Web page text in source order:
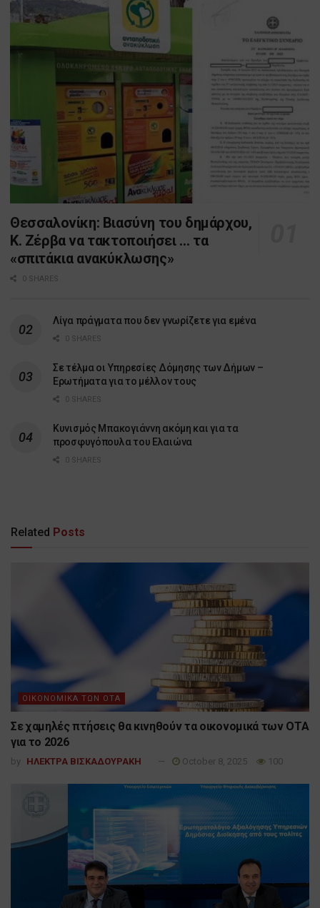
Θεσσαλονίκη: Βιασύνη του δημάρχου,
Κ. Ζέρβα να τακτοποιήσει … τα
«σπιτάκια ανακύκλωσης»
0 SHARES
Λίγα πράγματα που δεν γνωρίζετε για εμένα
0 SHARES
Σε τέλμα οι Υπηρεσίες Δόμησης των Δήμων –
Ερωτήματα για το μέλλον τους
0 SHARES
Κυνισμός Μπακογιάννη ακόμη και για τα
προσφυγόπουλα του Ελαιώνα
0 SHARES
Related Posts
ΟΙΚΟΝΟΜΙΚΑ ΤΩΝ ΟΤΑ
Σε χαμηλές πτήσεις θα κινηθούν τα οικονομικά των ΟΤΑ
για το 2026
by ΗΛΕΚΤΡΑ ΒΙΣΚΑΔΟΥΡΑΚΗ October 8, 2025 100